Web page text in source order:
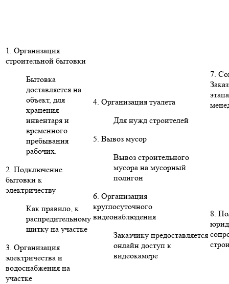
1. Организация
строительной бытовки
Бытовка
доставляется на
объект, для
хранения
инвентаря и
временного
пребывания
рабочих.
2. Подключение
бытовки к
электричеству
Как правило, к
распредительному
щитку на участке
3. Организация
электричества и
водоснабжения на
участке
4. Организация туалета
Для нужд строителей
5. Вывоз мусор
Вывоз строительного
мусора на мусорный
полигон
6. Организация
круглосуточного
видеонаблюдения
Заказчику предоставляется
онлайн доступ к
видеокамере
7.
8.